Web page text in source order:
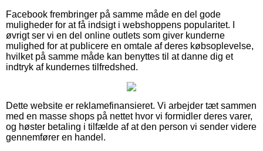
Facebook frembringer på samme måde en del gode
muligheder for at få indsigt i webshoppens popularitet. I
øvrigt ser vi en del online outlets som giver kunderne
mulighed for at publicere en omtale af deres købsoplevelse,
hvilket på samme måde kan benyttes til at danne dig et
indtryk af kundernes tilfredshed.
Dette website er reklamefinansieret. Vi arbejder tæt sammen
med en masse shops på nettet hvor vi formidler deres varer,
og høster betaling i tilfælde af at den person vi sender videre
gennemfører en handel.